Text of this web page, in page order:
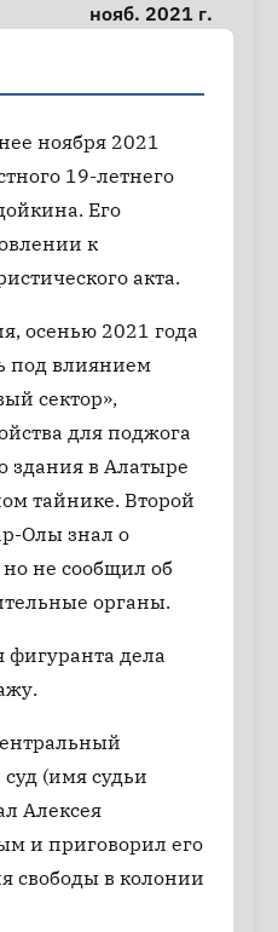
нояб. 2021 г.
ноября 2021
19-летнего
Его
к
акта.
осенью 2021 года
под влиянием
сектор»,
для поджога
здания в Алатыре
тайнике. Второй
Олы знал о
не сообщил об
органы.
фигуранта дела
(имя судьи
Алексея
и приговорил его
свободы в колонии